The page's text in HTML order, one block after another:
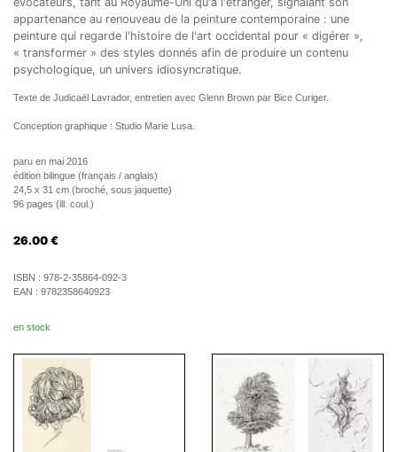
appartenance au renouveau de la peinture contemporaine : une
peinture qui regarde l'histoire de l'art occidental pour « digérer »,
« transformer » des styles donnés afin de produire un contenu
psychologique, un univers idiosyncratique.
Texte de Judicaël Lavrador, entretien avec Glenn Brown par Bice Curiger.
Conception graphique : Studio Marie Lusa.
paru en mai 2016
édition bilingue (français / anglais)
24,5 x 31 cm (broché, sous jaquette)
96 pages (ill. coul.)
26.00 €
ISBN : 978-2-35864-092-3
EAN : 9782358640923
en stock